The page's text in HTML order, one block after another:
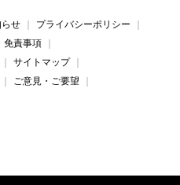
らせ
プライバシーポリシー
免責事項
サイトマップ
ご意見・ご要望